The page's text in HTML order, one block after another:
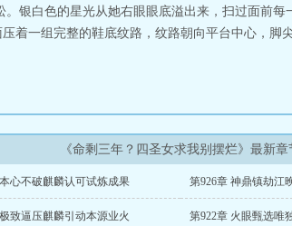
银白色的星光从她右眼眼底溢出来，扫过面前
着一组完整的鞋底纹路，纹路朝向平台中心，
《命剩三年？四圣女求我别摆烂》最新章
心不破麒麟认可试炼成果 第926章 神鼎镇劫江
致逼压麒麟引动本源业火 第922章 火眼甄选唯